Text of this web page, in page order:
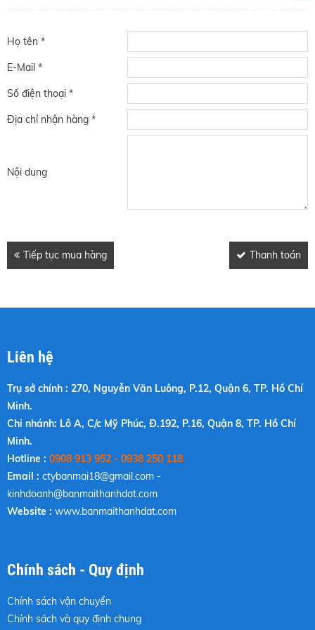
Họ tên *
E-Mail *
Số điện thoại *
Địa chỉ nhận hàng *
Nội dung
Tiếp tục mua hàng Thanh toán
Liên hệ
Trụ sở chính : 270, Nguyễn Văn Luông, P.12, Quận 6, TP. Hồ Chí
Minh.
Chi nhánh: Lô A, C/c Mỹ Phúc, Đ.192, P.16, Quận 8, TP. Hồ Chí
Minh.
Hotline : 0908 913 952 - 0938 250 118
Email : ctybanmai18@gmail.com -
kinhdoanh@banmaithanhdat.com
Website : www.banmaithanhdat.com
Chính sách - Quy định
Chính sách vận chuyển
Chính sách và quy định chung